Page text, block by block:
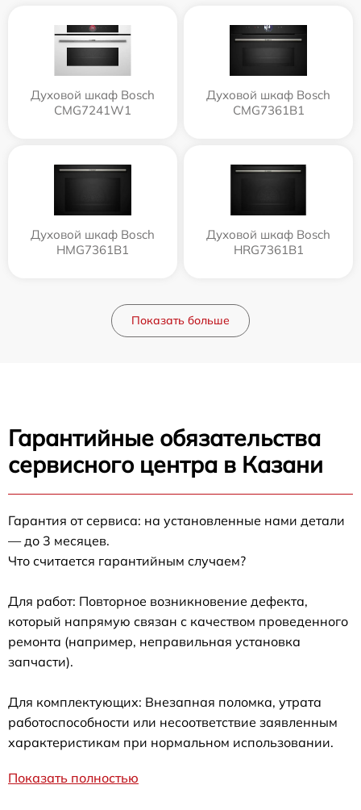
Духовой шкаф Bosch
CMG7241W1
Духовой шкаф Bosch
CMG7361B1
Духовой шкаф Bosch
HMG7361B1
Духовой шкаф Bosch
HRG7361B1
Показать больше
Гарантийные обязательства
сервисного центра в Казани
Гарантия от сервиса: на установленные нами детали
— до 3 месяцев.
Что считается гарантийным случаем?
Для работ: Повторное возникновение дефекта,
который напрямую связан с качеством проведенного
ремонта (например, неправильная установка
запчасти).
Для комплектующих: Внезапная поломка, утрата
работоспособности или несоответствие заявленным
характеристикам при нормальном использовании.
Показать полностью